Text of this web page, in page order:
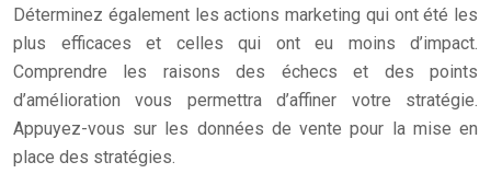
Déterminez également les actions marketing qui ont été les
plus efficaces et celles qui ont eu moins d’impact.
Comprendre les raisons des échecs et des points
d’amélioration vous permettra d’affiner votre stratégie.
Appuyez-vous sur les données de vente pour la mise en
place des stratégies.